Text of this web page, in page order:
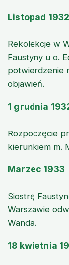
Listopad 1932
Rekolekcje w
Faustyny u o.
potwierdzenie
objawień.
1 grudnia
Rozpoczęcie
kierunkiem m.
Marzec 1933
Siostrę
Warszawie
Wanda.
18 kwietnia